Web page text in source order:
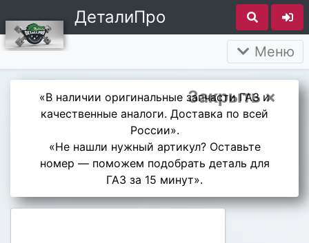
ДеталиПро
Меню
Закрыть ×
«В наличии оригинальные запчасти ГАЗ и
качественные аналоги. Доставка по всей
России».
«Не нашли нужный артикул? Оставьте
номер — поможем подобрать деталь для
ГАЗ за 15 минут».